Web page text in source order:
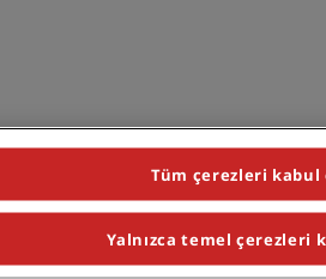
Tüm çerezleri kabul
Yalnızca temel çerezleri